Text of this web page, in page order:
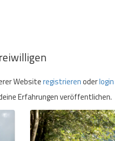
Websiteregistrierenoderlogin
Erfahrungen veröffentlichen.